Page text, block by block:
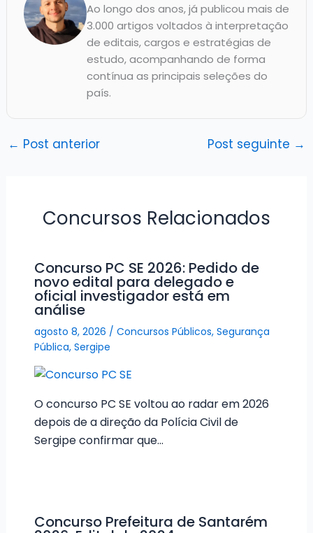
Ao longo dos anos, já publicou mais de
3.000 artigos voltados à interpretação
de editais, cargos e estratégias de
estudo, acompanhando de forma
contínua as principais seleções do
país.
← Post anterior Post seguinte →
Concursos Relacionados
Concurso PC SE 2026: Pedido de
novo edital para delegado e
oficial investigador está em
análise
agosto 8, 2026 / Concursos Públicos, Segurança
Pública, Sergipe
O concurso PC SE voltou ao radar em 2026
depois de a direção da Polícia Civil de
Sergipe confirmar que…
Concurso Prefeitura de Santarém